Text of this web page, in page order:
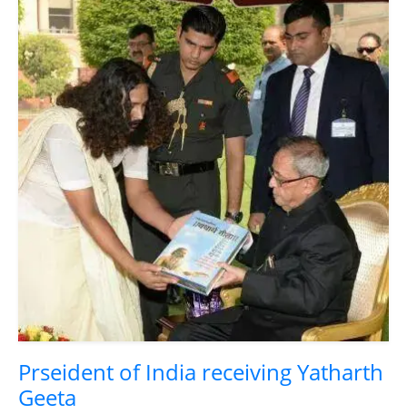
Prseident of India receiving Yatharth
Geeta